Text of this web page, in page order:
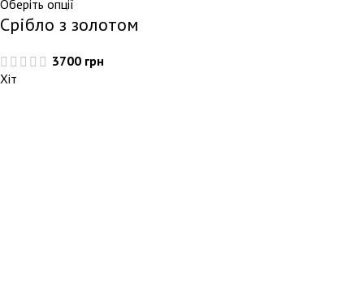
Оберіть опції
Срібло з золотом
3700 грн
Хіт